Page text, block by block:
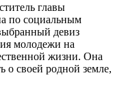
главы
по социальным
девиз
молодежи на
жизни. Она
о своей родной земле,